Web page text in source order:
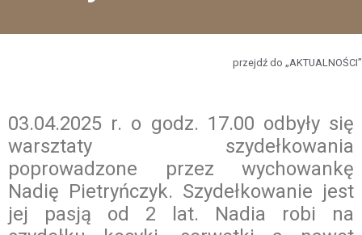
przejdź do „AKTUALNOŚCI”
03.04.2025 r. o godz. 17.00 odbyły się
warsztaty szydełkowania
poprowadzone przez wychowankę
Nadię Pietryńczyk. Szydełkowanie jest
jej pasją od 2 lat. Nadia robi na